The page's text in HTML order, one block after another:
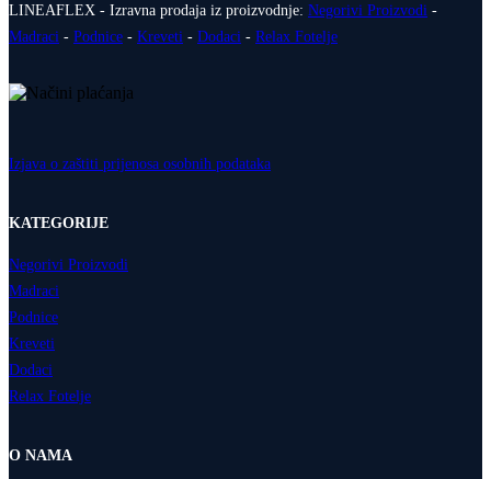
LINEAFLEX - Izravna prodaja iz proizvodnje: Negorivi Proizvodi -
Madraci - Podnice - Kreveti - Dodaci - Relax Fotelje
Izjava o zaštiti prijenosa osobnih podataka
KATEGORIJE
Negorivi Proizvodi
Madraci
Podnice
Kreveti
Dodaci
Relax Fotelje
O NAMA